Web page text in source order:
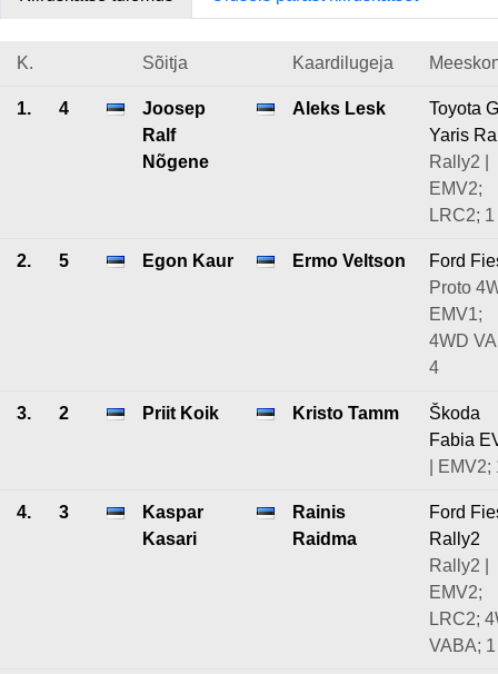
K. Sõitja Kaardilugeja
1. 4
Joosep
Ralf
Nõgene
Aleks Lesk
Toyota
Yaris
Rally2 |
EMV2;
LRC2; 1
2. 5 Egon Kaur Ermo Veltson
Ford
Proto
EMV1;
4WD
4
3. 2 Priit Koik Kristo Tamm
Škoda
Fabia
| EMV2;
4. 3
Kaspar
Kasari
Rainis
Raidma
Ford
Rally2
Rally2 |
EMV2;
LRC2;
VABA; 1